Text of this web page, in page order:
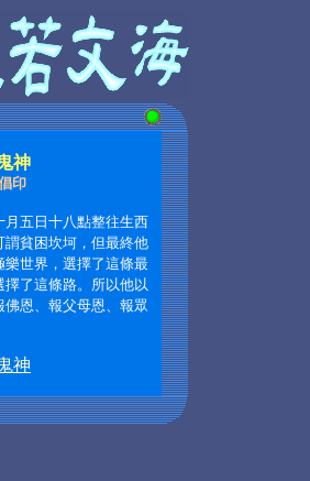
神
印
五日十八點整往生西
貧困坎坷，但最終他
世界，選擇了這條最
了這條路。所以他以
恩、報父母恩、報眾
神